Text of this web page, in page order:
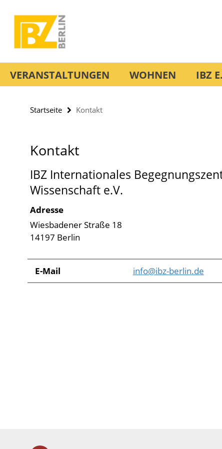
direkt
Service-
Navigation
VERANSTALTUNGEN WOHNEN IBZ
Startseite Kontakt
Kontakt
IBZ Internationales
Wissenschaft e.V.
Adresse
Wiesbadener Straße 18
14197 Berlin
E-Mail info@ibz-berlin.de